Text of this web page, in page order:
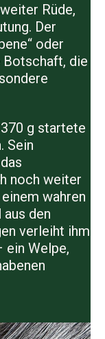
Rüde,
Der
oder
die
g startete
Sein
noch weiter
wahren
den
verleiht ihm
ein Welpe,